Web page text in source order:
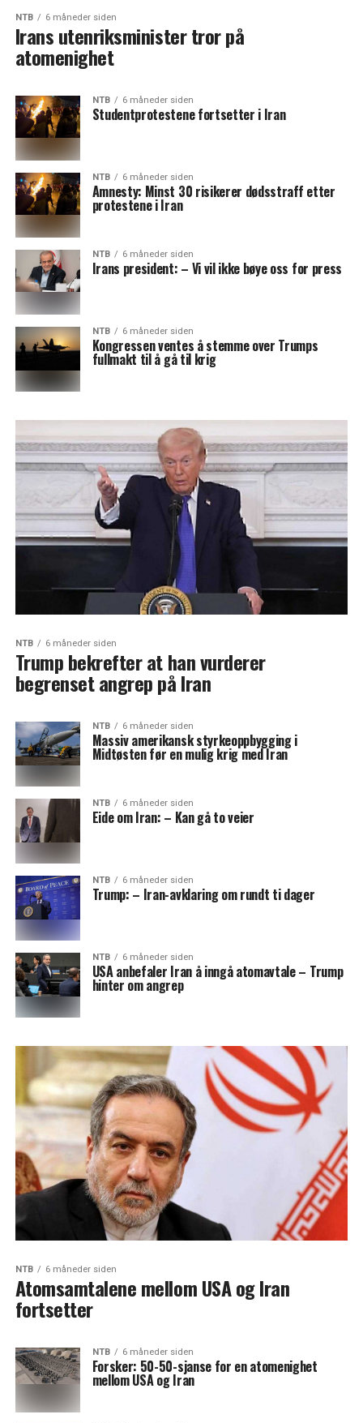
NTB 6 måneder siden
Irans utenriksminister tror på
atomenighet
NTB 6 måneder siden
Studentprotestene fortsetter i Iran
NTB 6 måneder siden
Amnesty: Minst 30 risikerer dødsstraff etter
protestene i Iran
NTB 6 måneder siden
Irans president: – Vi vil ikke bøye oss for press
NTB 6 måneder siden
Kongressen ventes å stemme over Trumps
fullmakt til å gå til krig
NTB 6 måneder siden
Trump bekrefter at han vurderer
begrenset angrep på Iran
NTB 6 måneder siden
Massiv amerikansk styrkeoppbygging i
Midtøsten før en mulig krig med Iran
NTB 6 måneder siden
Eide om Iran: – Kan gå to veier
NTB 6 måneder siden
Trump: – Iran-avklaring om rundt ti dager
NTB 6 måneder siden
USA anbefaler Iran å inngå atomavtale – Trump
hinter om angrep
NTB 6 måneder siden
Atomsamtalene mellom USA og Iran
fortsetter
NTB 6 måneder siden
Forsker: 50-50-sjanse for en atomenighet
mellom USA og Iran